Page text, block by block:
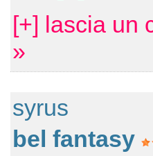
[+] lascia un
»
syrus
bel fantasy